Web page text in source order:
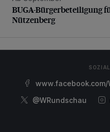
BUGA-Bürgerbeteiligung
Nützenberg
@WRundschau